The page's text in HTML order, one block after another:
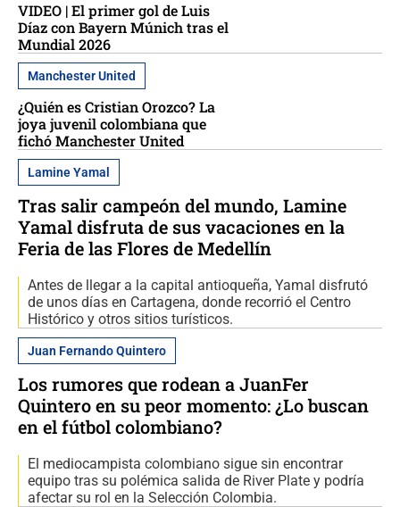
VIDEO | El primer gol de Luis
Díaz con Bayern Múnich tras el
Mundial 2026
Manchester United
¿Quién es Cristian Orozco? La
joya juvenil colombiana que
fichó Manchester United
Lamine Yamal
Tras salir campeón del mundo, Lamine
Yamal disfruta de sus vacaciones en la
Feria de las Flores de Medellín
Antes de llegar a la capital antioqueña, Yamal disfrutó
de unos días en Cartagena, donde recorrió el Centro
Histórico y otros sitios turísticos.
Juan Fernando Quintero
Los rumores que rodean a JuanFer
Quintero en su peor momento: ¿Lo buscan
en el fútbol colombiano?
El mediocampista colombiano sigue sin encontrar
equipo tras su polémica salida de River Plate y podría
afectar su rol en la Selección Colombia.